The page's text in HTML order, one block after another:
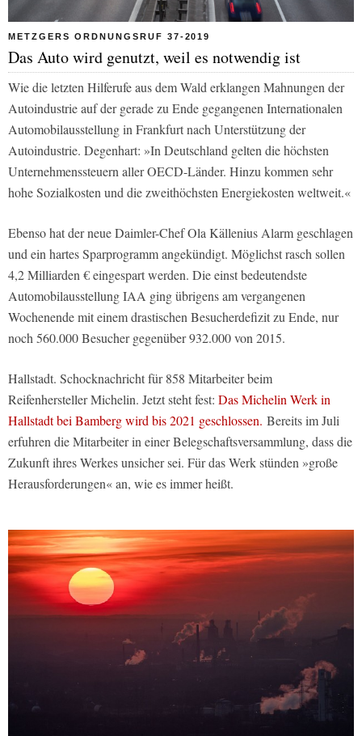
METZGERS ORDNUNGSRUF 37-2019
Das Auto wird genutzt, weil es notwendig ist
Wie die letzten Hilferufe aus dem Wald erklangen Mahnungen der
Autoindustrie auf der gerade zu Ende gegangenen Internationalen
Automobilausstellung in Frankfurt nach Unterstützung der
Autoindustrie. Degenhart: »In Deutschland gelten die höchsten
Unternehmenssteuern aller OECD-Länder. Hinzu kommen sehr
hohe Sozialkosten und die zweithöchsten Energiekosten weltweit.«
Ebenso hat der neue Daimler-Chef Ola Källenius Alarm geschlagen
und ein hartes Sparprogramm angekündigt. Möglichst rasch sollen
4,2 Milliarden € eingespart werden. Die einst bedeutendste
Automobilausstellung IAA ging übrigens am vergangenen
Wochenende mit einem drastischen Besucherdefizit zu Ende, nur
noch 560.000 Besucher gegenüber 932.000 von 2015.
Hallstadt. Schocknachricht für 858 Mitarbeiter beim
Reifenhersteller Michelin. Jetzt steht fest: Das Michelin Werk in
Hallstadt bei Bamberg wird bis 2021 geschlossen. Bereits im Juli
erfuhren die Mitarbeiter in einer Belegschaftsversammlung, dass die
Zukunft ihres Werkes unsicher sei. Für das Werk stünden »große
Herausforderungen« an, wie es immer heißt.